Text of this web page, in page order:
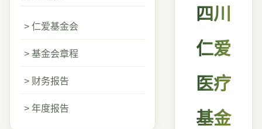
> 仁爱基金会
> 基金会章程
> 财务报告
> 年度报告
四川
仁爱
医疗
基金